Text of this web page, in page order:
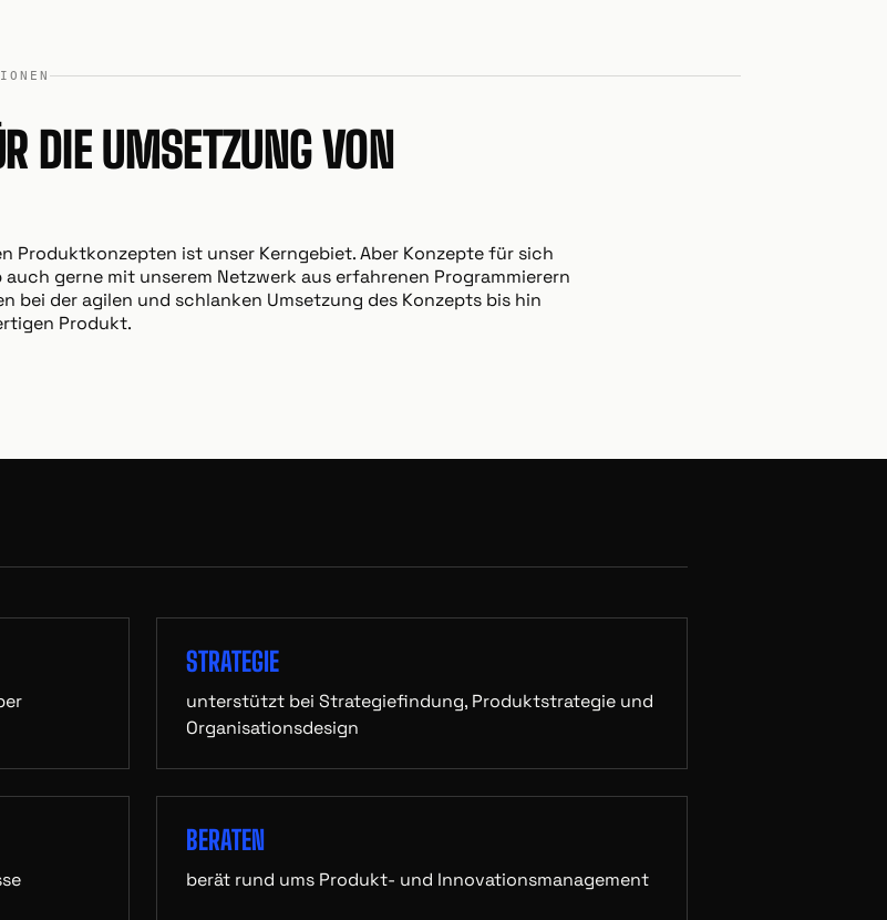
DIE UMSETZUNG VON
Produktkonzepten ist unser Kerngebiet. Aber Konzepte für sich
gerne mit unserem Netzwerk aus erfahrenen Programmierern
bei der agilen und schlanken Umsetzung des Konzepts bis hin
Produkt.
STRATEGIE
unterstützt bei Strategiefindung, Produktstrategie und
Organisationsdesign
BERATEN
berät rund ums Produkt- und Innovationsmanagement